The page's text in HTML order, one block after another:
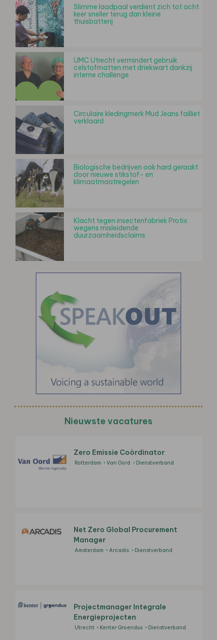
Slimme laadpaal verdient zich tot acht
keer sneller terug dan kleine
thuisbatterij
UMC Utrecht vermindert gebruik
celstofmatten met driekwart dankzij
interne challenge
Circulaire kledingmerk Mud Jeans failliet
verklaard
Biologische bedrijven ook hard geraakt
door nieuwe stikstof- en
klimaatmaatregelen
Klacht tegen insectenfabriek Protix
wegens misleidende
duurzaamheidsclaims
Nieuwste vacatures
Zero Emissie Coördinator
Rotterdam Van Oord Dienstverband
Net Zero Global Procurement
Manager
Amsterdam Arcadis Dienstverband
Projectmanager Integrale
Energieprojecten
Utrecht Kenter Groendus Dienstverband